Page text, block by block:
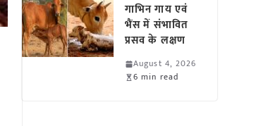
गाभिन गाय एवं
भैंस में संभावित
प्रसव के लक्षण
August 4, 2026
6 min read